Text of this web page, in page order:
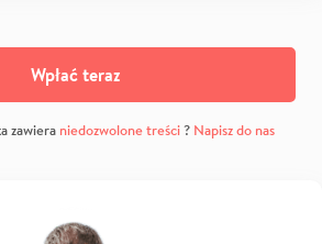
Wpłać teraz
zawiera niedozwolone treści? Napisz do nas